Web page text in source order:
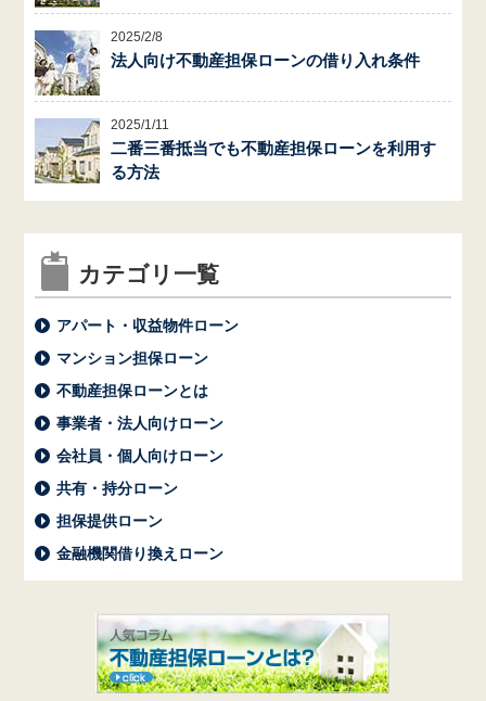
2025/2/8
法人向け不動産担保ローンの借り入れ条件
2025/1/11
二番三番抵当でも不動産担保ローンを利用す
る方法
カテゴリ一覧
アパート・収益物件ローン
マンション担保ローン
不動産担保ローンとは
事業者・法人向けローン
会社員・個人向けローン
共有・持分ローン
担保提供ローン
金融機関借り換えローン